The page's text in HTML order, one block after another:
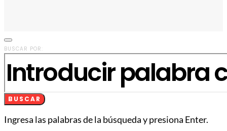
BUSCAR POR:
BUSCAR
Ingresa las palabras de la búsqueda y presiona Enter.